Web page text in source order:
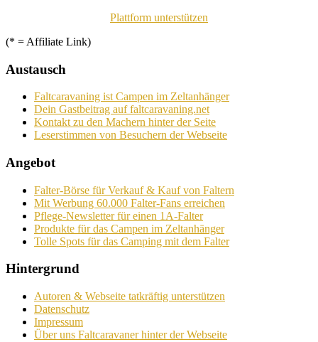
Plattform unterstützen
(* = Affiliate Link)
Austausch
Faltcaravaning ist Campen im Zeltanhänger
Dein Gastbeitrag auf faltcaravaning.net
Kontakt zu den Machern hinter der Seite
Leserstimmen von Besuchern der Webseite
Angebot
Falter-Börse für Verkauf & Kauf von Faltern
Mit Werbung 60.000 Falter-Fans erreichen
Pflege-Newsletter für einen 1A-Falter
Produkte für das Campen im Zeltanhänger
Tolle Spots für das Camping mit dem Falter
Hintergrund
Autoren & Webseite tatkräftig unterstützen
Datenschutz
Impressum
Über uns Faltcaravaner hinter der Webseite